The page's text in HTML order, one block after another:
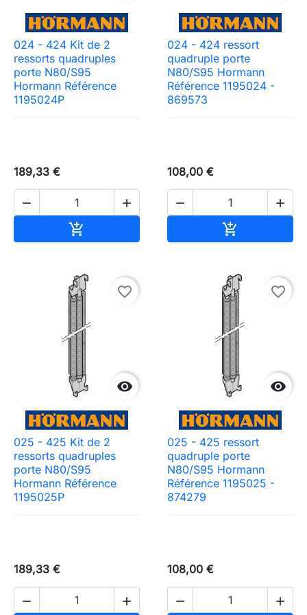
024 - 424 Kit de 2
ressorts quadruples
porte N80/S95
Hormann Référence
1195024P
189,33 €
 

024 - 424 ressort
quadruple porte
N80/S95 Hormann
Référence 1195024 -
869573
108,00 €
 


favorite_border
025 - 425 Kit de 2
ressorts quadruples
porte N80/S95
Hormann Référence
1195025P
189,33 €
 

favorite_border
025 - 425 ressort
quadruple porte
N80/S95 Hormann
Référence 1195025 -
874279
108,00 €
 